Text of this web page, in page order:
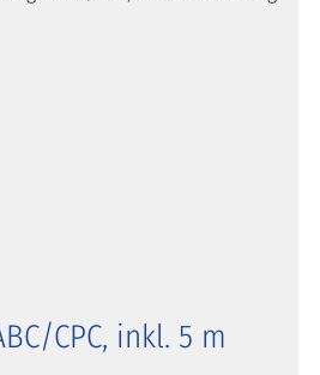
CPC, inkl. 5 m